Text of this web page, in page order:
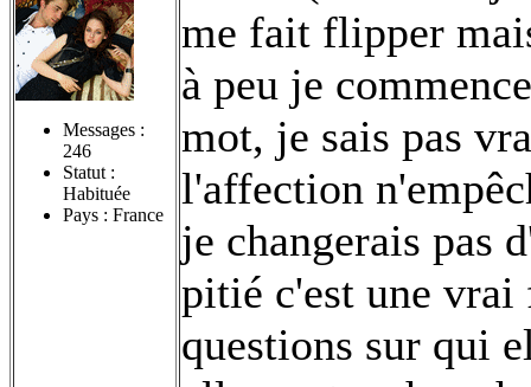
Messages :
246
Statut :
Habituée
Pays : France
me fait flipper
à peu je
mot, je sais pas
l'affection
je changerais pas
pitié c'est une vrai
questions sur qui